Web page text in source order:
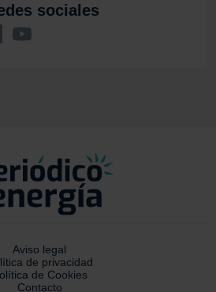
sociales
Aviso legal
de privacidad
de Cookies
Contacto